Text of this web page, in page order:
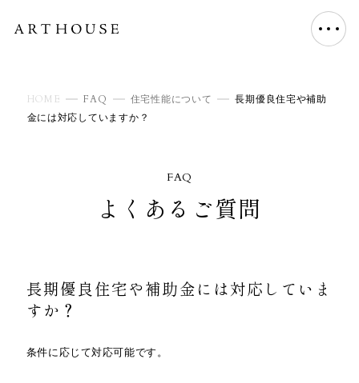
HOME FAQ 住宅性能について
長期優良住宅や補助
金には対応していますか？
FAQ
よくあるご質問
長期優良住宅や補助金には対応していま
すか？
条件に応じて対応可能です。